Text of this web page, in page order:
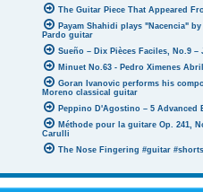
The Guitar Piece That Appeared
Payam Shahidi plays "Nacencia"
Pardo guitar
Sueño – Dix Pièces Faciles, No.9 –
Minuet No.63 - Pedro Ximenes
Goran Ivanovic performs his
Moreno classical guitar
Peppino D'Agostino – 5 Advanced
Méthode pour la guitare Op. 241,
Carulli
The Nose Fingering #guitar #shorts